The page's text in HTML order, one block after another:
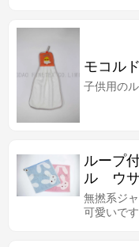
モコル
子供用の
ループ
ル ウ
無撚系ジ
可愛いです